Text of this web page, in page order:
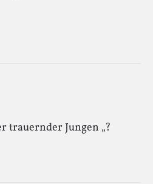
trauernder Jungen „?